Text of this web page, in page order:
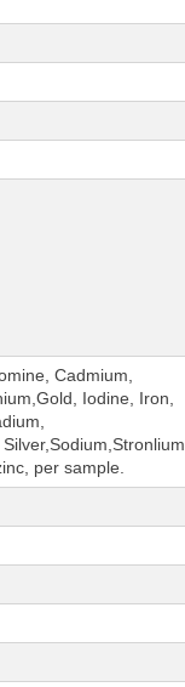
Cadmium,
Iodine, Iron,
per sample.